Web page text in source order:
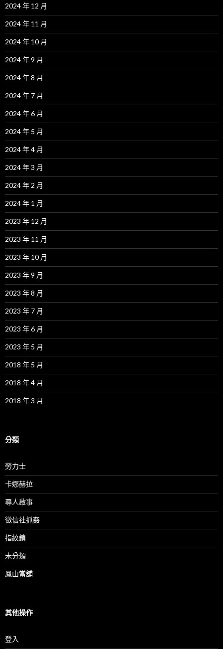
2024 年 12 月
2024 年 11 月
2024 年 10 月
2024 年 9 月
2024 年 8 月
2024 年 7 月
2024 年 6 月
2024 年 5 月
2024 年 4 月
2024 年 3 月
2024 年 2 月
2024 年 1 月
2023 年 12 月
2023 年 11 月
2023 年 10 月
2023 年 9 月
2023 年 8 月
2023 年 7 月
2023 年 6 月
2023 年 5 月
2018 年 5 月
2018 年 4 月
2018 年 3 月
分類
勞力士
卡娜赫拉
尋人啟事
徵信社抓姦
指紋鎖
未分類
鳳山當舖
其他操作
登入